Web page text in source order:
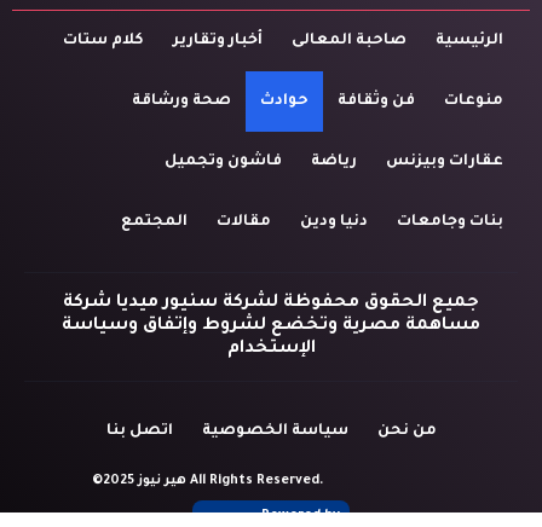
الرئيسية صاحبة المعالى أخبار وتقارير كلام ستات
منوعات فن وثقافة حوادث صحة ورشاقة
عقارات وبيزنس رياضة فاشون وتجميل
بنات وجامعات دنيا ودين مقالات المجتمع
جميع الحقوق محفوظة لشركة سنيور ميديا شركة
مساهمة مصرية وتخضع لشروط وإتفاق وسياسة
الإستخدام
من نحن سياسة الخصوصية اتصل بنا
©2025 هير نيوز All Rights Reserved.
Powered by